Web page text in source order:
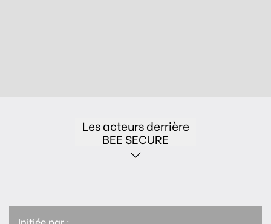
Les acteurs derrière
BEE SECURE
Initiée par :